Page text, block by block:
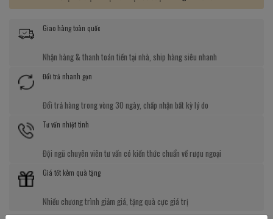
Giao hàng toàn quốc
Nhận hàng & thanh toán tiền tại nhà, ship hàng siêu nhanh
Đổi trả nhanh gọn
Đổi trả hàng trong vòng 30 ngày, chấp nhận bất kỳ lý do
Tư vấn nhiệt tình
Đội ngũ chuyên viên tư vấn có kiến thức chuẩn về rượu ngoại
Giá tốt kèm quà tặng
Nhiều chương trình giảm giá, tặng quà cực giá trị